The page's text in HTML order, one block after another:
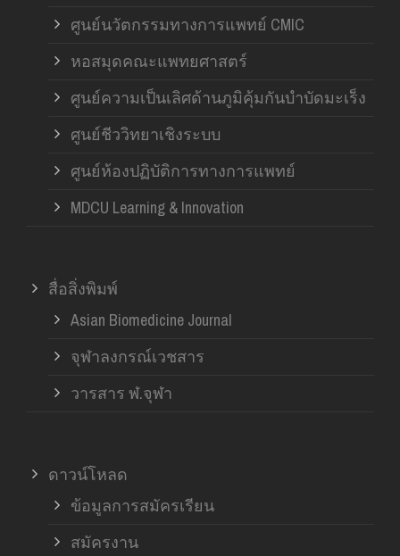
ศูนย์นวัตกรรมทางการแพทย์ CMIC
หอสมุดคณะแพทยศาสตร์
ศูนย์ความเป็นเลิศด้านภูมิคุ้มกันบำบัดมะเร็ง
ศูนย์ชีววิทยาเชิงระบบ
ศูนย์ห้องปฏิบัติการทางการแพทย์
MDCU Learning & Innovation
สื่อสิ่งพิมพ์
Asian Biomedicine Journal
จุฬาลงกรณ์เวชสาร
วารสาร ฬ.จุฬา
ดาวน์โหลด
ข้อมูลการสมัครเรียน
สมัครงาน